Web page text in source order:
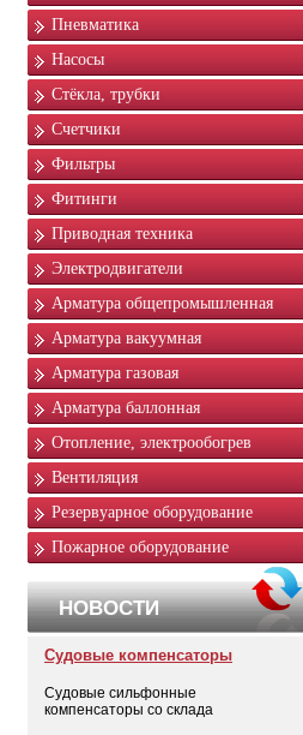
Пневматика
Насосы
Стёкла, трубки
Счетчики
Фильтры
Фитинги
Приводная техника
Электродвигатели
Арматура общепромышленная
Арматура вакуумная
Арматура газовая
Арматура баллонная
Отопление, электрообогрев
Вентиляция
Резервуарное оборудование
Пожарное оборудование
НОВОСТИ
Судовые компенсаторы
Судовые сильфонные
компенсаторы со склада